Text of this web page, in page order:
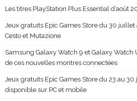
Les titres PlayStation Plus Essential d’août
Jeux gratuits Epic Games Store du 30 juillet
Cesto et Mutazione
Samsung Galaxy Watch 9 et Galaxy Watch
de ces nouvelles montres connectées
Jeux gratuits Epic Games Store du 23 au
disponible sur PC et mobile